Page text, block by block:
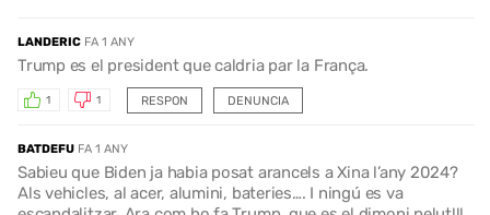
LANDERIC FA 1 ANY
Trump es el president que caldria par la França.
RESPON
1 1 DENUNCIA
BATDEFU FA 1 ANY
Sabieu que Biden ja habia posat arancels a Xina l’any 2024?
Als vehicles, al acer, alumini, bateries…. I ningú es va